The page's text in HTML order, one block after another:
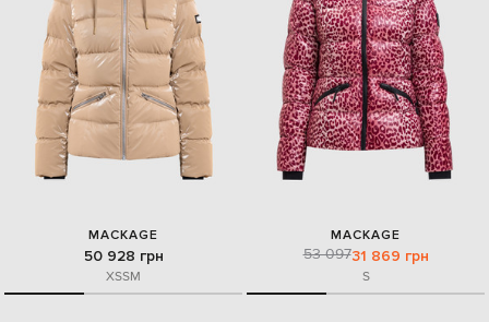
MACKAGE
50 928 грн
XSSM
MACKAGE
53 09731 869 грн
S